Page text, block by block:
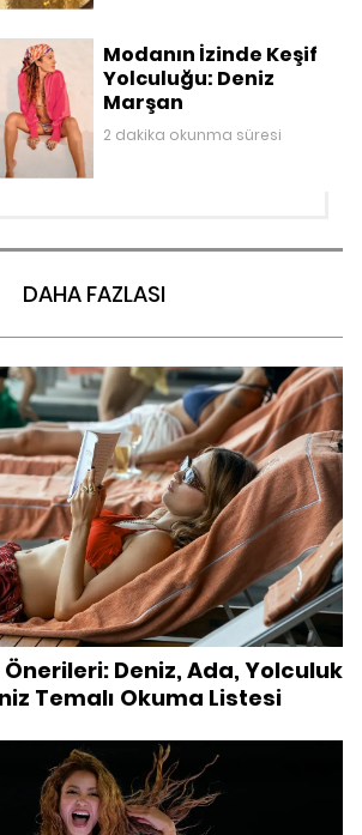
Modanın İzinde Keşif
Yolculuğu: Deniz
Marşan
2 dakika okunma süresi
DAHA FAZLASI
Deniz, Ada, Yolculuk
Temalı Okuma Listesi